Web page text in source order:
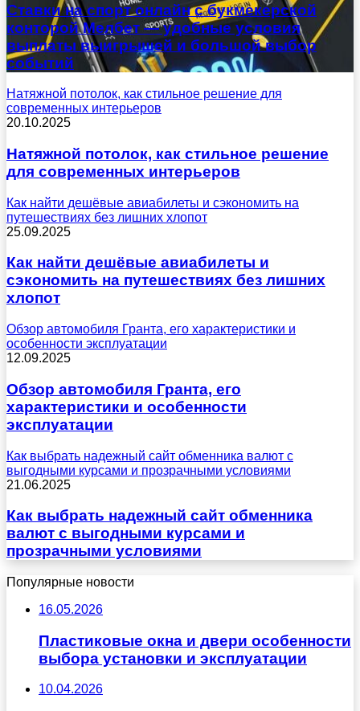
Ставки на спорт онлайн с букмекерской
конторой Мелбет — удобные условия
выплаты выигрышей и большой выбор
событий
Натяжной потолок, как стильное решение для
современных интерьеров
20.10.2025
Натяжной потолок, как стильное решение
для современных интерьеров
Как найти дешёвые авиабилеты и сэкономить на
путешествиях без лишних хлопот
25.09.2025
Как найти дешёвые авиабилеты и
сэкономить на путешествиях без лишних
хлопот
Обзор автомобиля Гранта, его характеристики и
особенности эксплуатации
12.09.2025
Обзор автомобиля Гранта, его
характеристики и особенности
эксплуатации
Как выбрать надежный сайт обменника валют с
выгодными курсами и прозрачными условиями
21.06.2025
Как выбрать надежный сайт обменника
валют с выгодными курсами и
прозрачными условиями
Популярные новости
16.05.2026
Пластиковые окна и двери особенности
выбора установки и эксплуатации
10.04.2026